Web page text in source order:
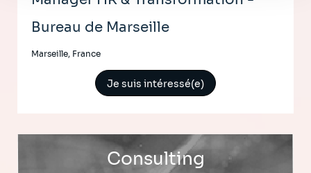
Bureau de Marseille
Marseille, France
Je suis intéressé(e)
Consulting